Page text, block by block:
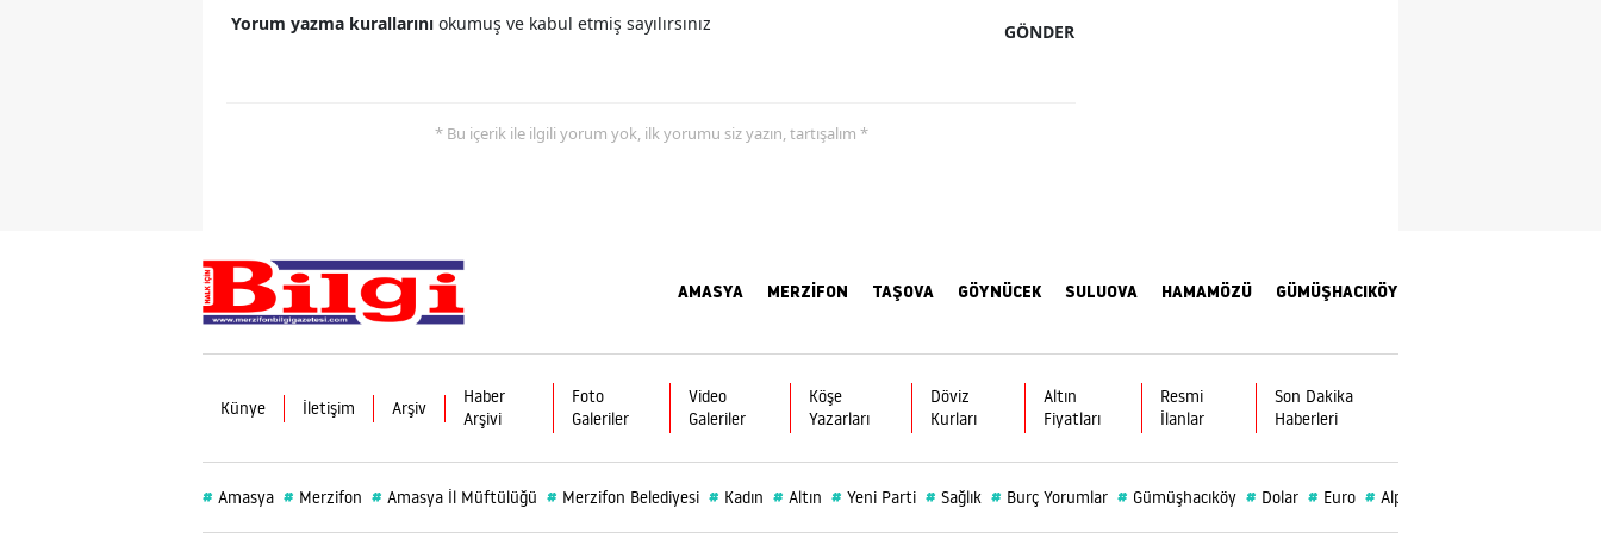
GÖNDER
Yorum yazma kurallarını okumuş ve kabul etmiş sayılırsınız
* Bu içerik ile ilgili yorum yok, ilk yorumu siz yazın, tartışalım *
AMASYA MERZİFON TAŞOVA GÖYNÜCEK SULUOVA HAMAMÖZÜ GÜMÜŞHACIKÖY
Künye İletişim Arşiv
Haber
Arşivi
Foto
Galeriler
Video
Galeriler
Köşe
Yazarları
Döviz
Kurları
Altın
Fiyatları
Resmi
İlanlar
Son Dakika
Haberleri
# Amasya # Merzifon # Amasya İl Müftülüğü # Merzifon Belediyesi # Kadın # Altın # Yeni Parti # Sağlık # Burç Yorumlar # Gümüşhacıköy # Dolar # Euro # Alp Kargı